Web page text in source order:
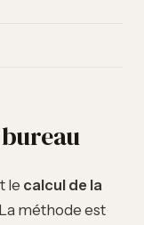
le calcul de la
méthode est